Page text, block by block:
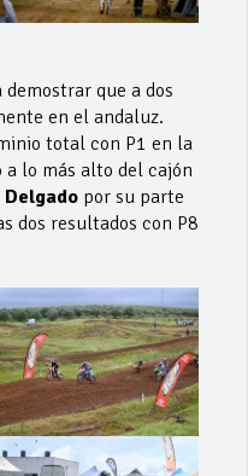
demostrar que a dos
en el andaluz.
total con P1 en la
a lo más alto del cajón
por su parte
dos resultados con P8